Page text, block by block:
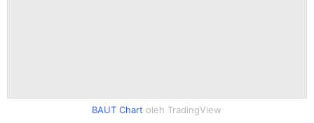
BAUT Chart oleh TradingView